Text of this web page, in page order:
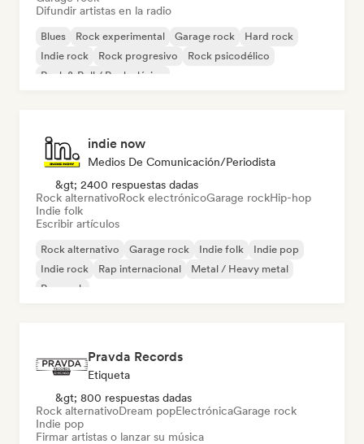
Difundir artistas en la radio
Blues Rock experimental Garage rock
Hard rock
Indie rock
Rock progresivo
Rock psicodélico
Rock & Roll / Rock clásico
indie now
Medios De Comunicación/Periodista
&gt; 2400 respuestas dadas
Rock alternativoRock electrónicoGarage rockHip-hop
Indie folk
Escribir artículos
Rock alternativo Garage rock Indie folk
Indie pop
Indie rock
Rap internacional
Metal / Heavy metal
Pop rock
Pravda Records
Etiqueta
&gt; 800 respuestas dadas
Rock alternativoDream popElectrónicaGarage rock
Indie pop
Firmar artistas o lanzar su música